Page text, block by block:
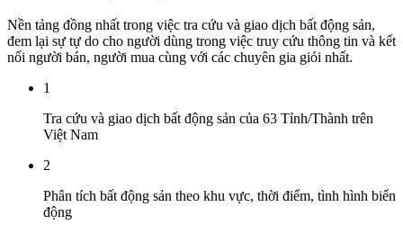
Nền tảng đồng nhất trong việc tra cứu và giao dịch bất động sản,
đem lại sự tự do cho người dùng trong việc truy cứu thông tin và kết
nối người bán, người mua cùng với các chuyên gia giỏi nhất.
1
Tra cứu và giao dịch bất động sản của 63 Tỉnh/Thành trên
Việt Nam
2
Phân tích bất động sản theo khu vực, thời điểm, tình hình biến
động